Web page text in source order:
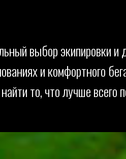
выбор экипировки
и комфортного
то, что лучше всего